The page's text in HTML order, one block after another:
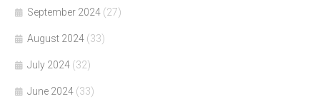
September 2024 (27)
August 2024 (33)
July 2024 (32)
June 2024 (33)